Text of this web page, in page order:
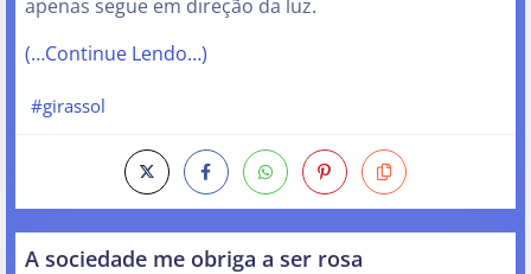
apenas segue em direção da luz.
(…Continue Lendo…)
#girassol
A sociedade me obriga a ser rosa